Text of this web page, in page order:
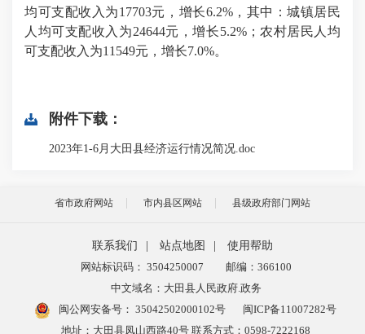
均可支配收入为17703元，增长6.2%，其中：城镇居民
人均可支配收入为24644元，增长5.2%；农村居民人均
可支配收入为11549元，增长7.0%。
附件下载：
2023年1-6月大田县经济运行情况简况.doc
省市政府网站 市内县区网站 县级政府部门网站
联系我们 站点地图
使用帮助
网站标识码： 3504250007
邮编：366100
中文域名：大田县人民政府.政务
闽公网安备号： 35042502000102号
闽ICP备11007282号
地址：大田县凤山西路40号 联系方式：0598-7222168